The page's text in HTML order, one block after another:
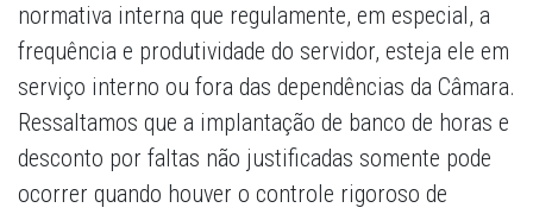
normativa interna que regulamente, em especial, a
frequência e produtividade do servidor, esteja ele em
serviço interno ou fora das dependências da Câmara.
Ressaltamos que a implantação de banco de horas e
desconto por faltas não justificadas somente pode
ocorrer quando houver o controle rigoroso de